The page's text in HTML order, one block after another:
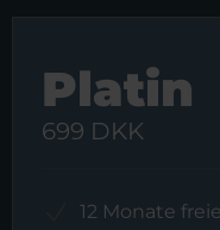
Platin
699 DKK
12 Monate